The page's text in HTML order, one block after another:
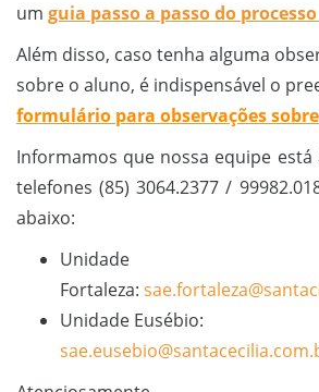
um guia passo a passo do
Além disso, caso tenha alguma
sobre o aluno, é indispensável o
formulário para observações
Informamos que nossa equipe está
telefones (85) 3064.2377 /
abaixo:
Unidade
Fortaleza:
Unidade Eusébio: